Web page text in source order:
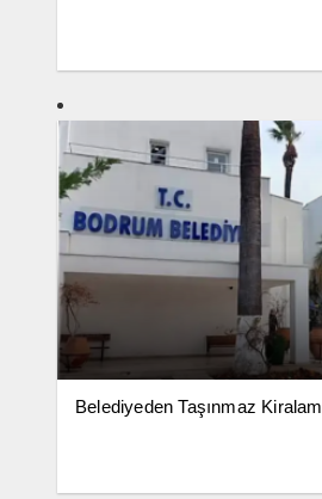
Belediyeden Taşınmaz